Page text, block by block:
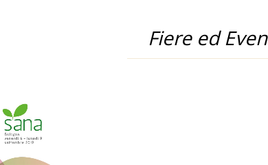
Fiere ed